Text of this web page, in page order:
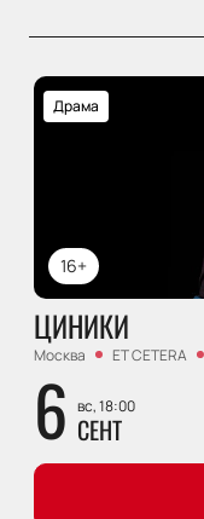
16+
Драма
ЦИНИКИ
Москва ET CETERA
6 вс, 18:00
СЕНТ